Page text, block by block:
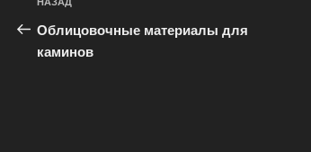
по
записям
Предыдущая
запись:
Облицовочные материалы для
каминов